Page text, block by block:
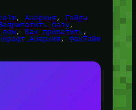
, Анархия, Гайды
базу
дом, Как приватить
Анархия, ФанТайм